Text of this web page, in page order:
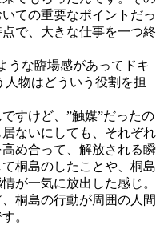
ての重要なポイントだっ
で、大きな仕事を一つ終
うな臨場感があってドキ
人物はどういう役割を担
すけど、”触媒”だったの
ないにしても、それぞれ
め合って、解放される瞬
桐島のしたことや、桐島
が一気に放出した感じ。
桐島の行動が周囲の人間
。